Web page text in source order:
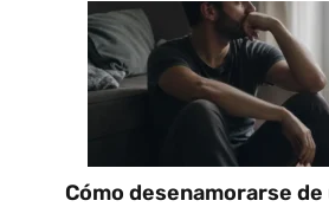
Cómo desenamorarse